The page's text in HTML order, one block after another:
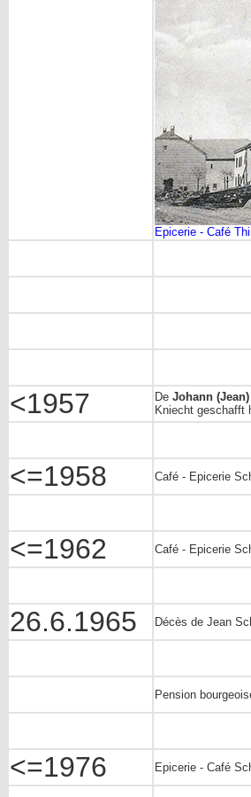
Epicerie - Café
<1957 De Johann
Kniecht geschafft
<=1958 Café - Epicerie
<=1962 Café - Epicerie
26.6.1965 Décès de Jean
Pension
<=1976 Epicerie - Café